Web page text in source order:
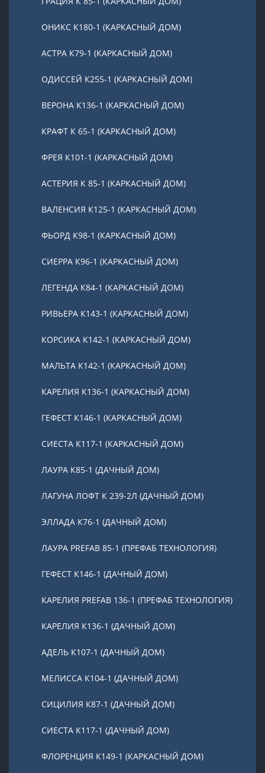
ОНИКС К180-1 (КАРКАСНЫЙ ДОМ)
АСТРА К79-1 (КАРКАСНЫЙ ДОМ)
ОДИССЕЙ К255-1 (КАРКАСНЫЙ ДОМ)
ВЕРОНА К136-1 (КАРКАСНЫЙ ДОМ)
КРАФТ К 65-1 (КАРКАСНЫЙ ДОМ)
ФРЕЯ К101-1 (КАРКАСНЫЙ ДОМ)
АСТЕРИЯ К 85-1 (КАРКАСНЫЙ ДОМ)
ВАЛЕНСИЯ К125-1 (КАРКАСНЫЙ ДОМ)
ФЬОРД К98-1 (КАРКАСНЫЙ ДОМ)
СИЕРРА К96-1 (КАРКАСНЫЙ ДОМ)
ЛЕГЕНДА К84-1 (КАРКАСНЫЙ ДОМ)
РИВЬЕРА К143-1 (КАРКАСНЫЙ ДОМ)
КОРСИКА К142-1 (КАРКАСНЫЙ ДОМ)
МАЛЬТА К142-1 (КАРКАСНЫЙ ДОМ)
КАРЕЛИЯ К136-1 (КАРКАСНЫЙ ДОМ)
ГЕФЕСТ К146-1 (КАРКАСНЫЙ ДОМ)
СИЕСТА К117-1 (КАРКАСНЫЙ ДОМ)
ЛАУРА К85-1 (ДАЧНЫЙ ДОМ)
ЛАГУНА ЛОФТ К 239-2Л (ДАЧНЫЙ ДОМ)
ЭЛЛАДА К76-1 (ДАЧНЫЙ ДОМ)
ЛАУРА PREFAB 85-1 (ПРЕФАБ ТЕХНОЛОГИЯ)
ГЕФЕСТ К146-1 (ДАЧНЫЙ ДОМ)
КАРЕЛИЯ PREFAB 136-1 (ПРЕФАБ ТЕХНОЛОГИЯ)
КАРЕЛИЯ К136-1 (ДАЧНЫЙ ДОМ)
АДЕЛЬ К107-1 (ДАЧНЫЙ ДОМ)
МЕЛИССА К104-1 (ДАЧНЫЙ ДОМ)
СИЦИЛИЯ К87-1 (ДАЧНЫЙ ДОМ)
СИЕСТА К117-1 (ДАЧНЫЙ ДОМ)
ФЛОРЕНЦИЯ К149-1 (КАРКАСНЫЙ ДОМ)